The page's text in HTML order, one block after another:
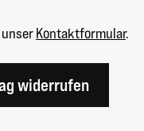
unserKontaktformular.
widerrufen